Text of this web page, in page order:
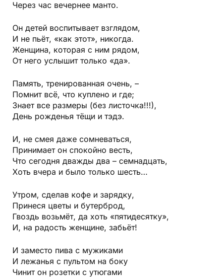
Через час вечернее манто.
Он детей воспитывает взглядом,
И не пьёт, «как этот», никогда.
Женщина, которая с ним рядом,
От него услышит только «да».
Память, тренированная очень, –
Помнит всё, что куплено и где;
Знает все размеры (без листочка!!!),
День рожденья тёщи и тэдэ.
И, не смея даже сомневаться,
Принимает он спокойно весть,
Что сегодня дважды два – семнадцать,
Хоть вчера и было только шесть…
Утром, сделав кофе и зарядку,
Принеся цветы и бутерброд,
Гвоздь возьмёт, да хоть «пятидесятку»,
И, на радость женщине, забьёт!
И заместо пива с мужиками
И лежанья с пультом на боку
Чинит он розетки с утюгами